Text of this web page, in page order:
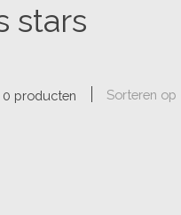
stars
0 producten Sorteren op